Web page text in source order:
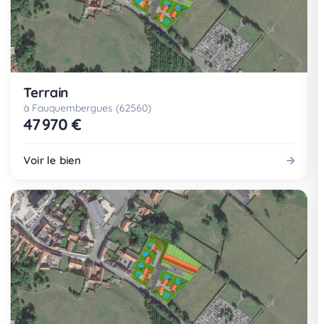
Terrain
à Fauquembergues (62560)
47 970 €
Voir le bien